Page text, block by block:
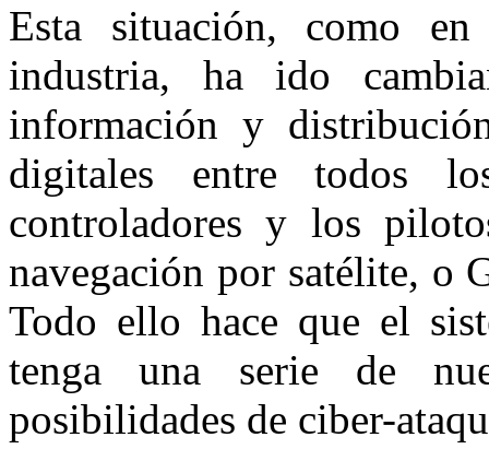
Esta situación, como
industria, ha ido
información y
digitales entre todos
controladores y los
navegación por satélite, o
Todo ello hace que el
tenga una serie de
posibilidades de ciber-